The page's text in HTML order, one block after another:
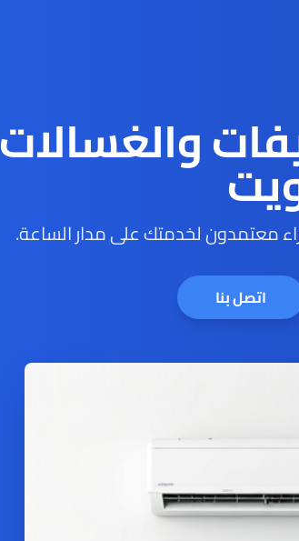
والغسالات
معتمدون لخدمتك على مدار الساعة.
اتصل بنا